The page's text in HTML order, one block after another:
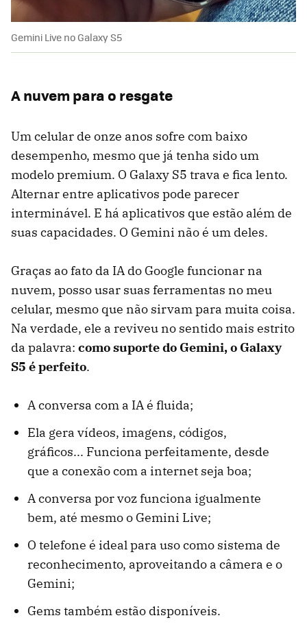
Gemini Live no Galaxy S5
A nuvem para o resgate
Um celular de onze anos sofre com baixo
desempenho, mesmo que já tenha sido um
modelo premium. O Galaxy S5 trava e fica lento.
Alternar entre aplicativos pode parecer
interminável. E há aplicativos que estão além de
suas capacidades. O Gemini não é um deles.
Graças ao fato da IA do Google funcionar na
nuvem, posso usar suas ferramentas no meu
celular, mesmo que não sirvam para muita coisa.
Na verdade, ele a reviveu no sentido mais estrito
da palavra: como suporte do Gemini, o Galaxy
S5 é perfeito.
A conversa com a IA é fluida;
Ela gera vídeos, imagens, códigos,
gráficos... Funciona perfeitamente, desde
que a conexão com a internet seja boa;
A conversa por voz funciona igualmente
bem, até mesmo o Gemini Live;
O telefone é ideal para uso como sistema de
reconhecimento, aproveitando a câmera e o
Gemini;
Gems também estão disponíveis.